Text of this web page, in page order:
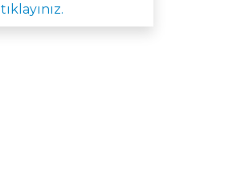
tıklayınız.